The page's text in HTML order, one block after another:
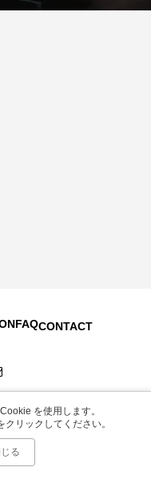
FAQCONTACT
を使用します。
リックしてください。
る